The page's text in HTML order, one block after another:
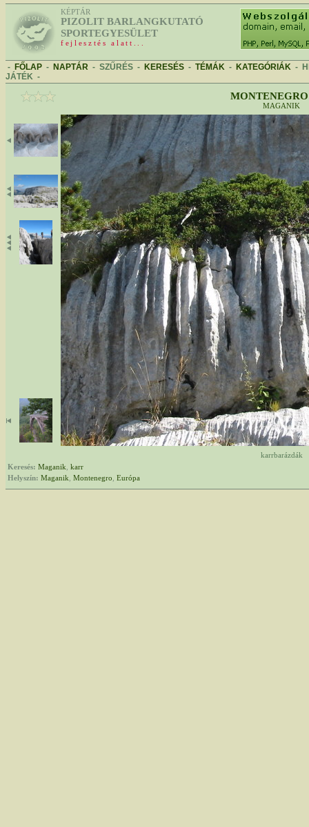
KÉPTÁR
PIZOLIT BARLANGKUTATÓ
SPORTEGYESÜLET
fejlesztés alatt...
- FŐLAP - NAPTÁR - SZŰRÉS - KERESÉS - TÉMÁK - KATEGÓRIÁK -
JÁTÉK -
MONTENEGRO
MAGANIK
karrbarázdák
Keresés: Maganik
karr
Helyszín: Maganik Montenegro Európa